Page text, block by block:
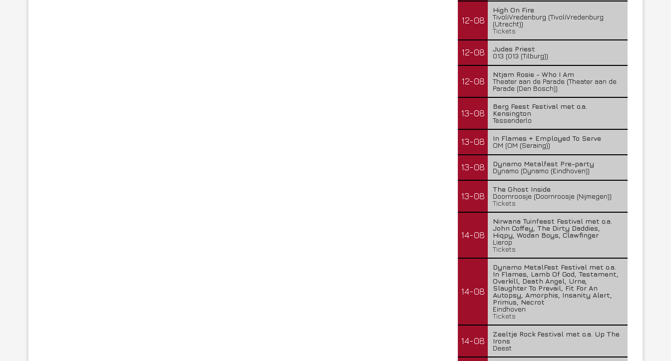
12-08
High On Fire
TivoliVredenburg (TivoliVredenburg
(Utrecht))
Tickets
12-08
Judas Priest
013 (013 (Tilburg))
12-08
Ntjam Rosie - Who I Am
Theater aan de Parade (Theater aan de
Parade (Den Bosch))
13-08
Berg Feest Festival met o.a.
Kensington
Tessenderlo
13-08
In Flames + Employed To Serve
OM (OM (Seraing))
13-08
Dynamo Metalfest Pre-party
Dynamo (Dynamo (Eindhoven))
13-08
The Ghost Inside
Doornroosje (Doornroosje (Nijmegen))
Tickets
14-08
Nirwana Tuinfeest Festival met o.a.
John Coffey, The Dirty Daddies,
Hiqpy, Wodan Boys, Clawfinger
Lierop
Tickets
14-08
Dynamo MetalFest Festival met o.a.
In Flames, Lamb Of God, Testament,
Overkill, Death Angel, Urne,
Slaughter To Prevail, Fit For An
Autopsy, Amorphis, Insanity Alert,
Primus, Necrot
Eindhoven
Tickets
14-08
Zeeltje Rock Festival met o.a. Up The
Irons
Deest